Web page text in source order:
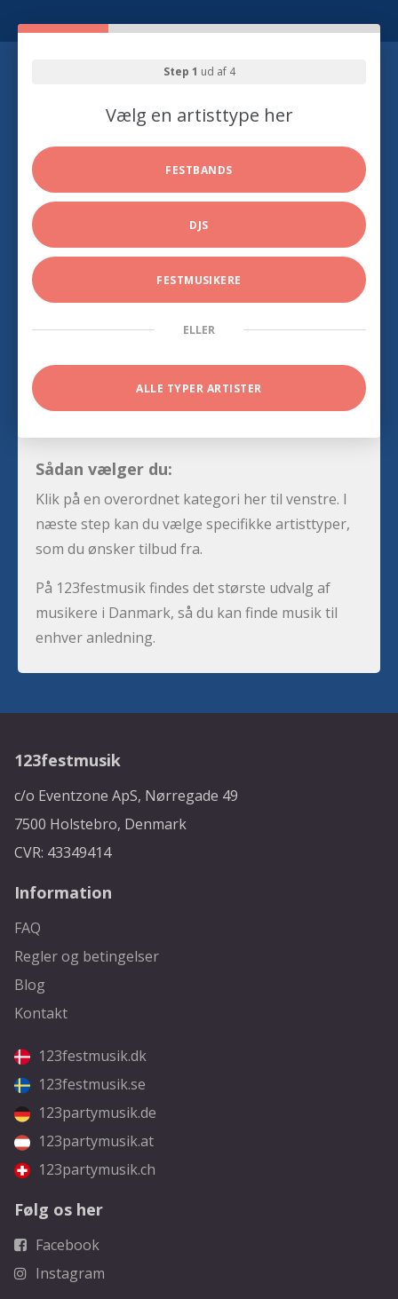
Step 1 ud af 4
Vælg en artisttype her
FESTBANDS
DJS
FESTMUSIKERE
ELLER
ALLE TYPER ARTISTER
Sådan vælger du:
Klik på en overordnet kategori her til venstre. I
næste step kan du vælge specifikke artisttyper,
som du ønsker tilbud fra.
På 123festmusik findes det største udvalg af
musikere i Danmark, så du kan finde musik til
enhver anledning.
123festmusik
c/o Eventzone ApS, Nørregade 49
7500 Holstebro, Denmark
CVR: 43349414
Information
FAQ
Regler og betingelser
Blog
Kontakt
123festmusik.dk
123festmusik.se
123partymusik.de
123partymusik.at
123partymusik.ch
Følg os her
Facebook
Instagram